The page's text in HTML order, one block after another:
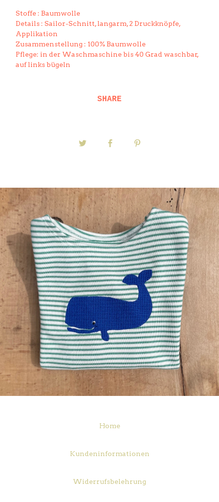
Stoffe : Baumwolle
Details : Sailor-Schnitt, langarm, 2 Druckknöpfe,
Applikation
Zusammenstellung : 100% Baumwolle
Pflege: in der Waschmaschine bis 40 Grad waschbar,
auf links bügeln
SHARE
Home
Kundeninformationen
Widerrufsbelehrung